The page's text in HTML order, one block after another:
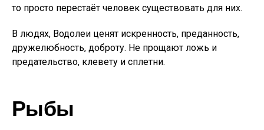
то просто перестаёт человек существовать для них.
В людях, Водолеи ценят искренность, преданность,
дружелюбность, доброту. Не прощают ложь и
предательство, клевету и сплетни.
Рыбы